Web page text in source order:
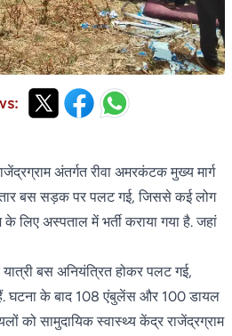
अंतर्गत रीवा अमरकंटक मुख्य मार्ग
बस सड़क पर पलट गई, जिससे कई लोग
लिए अस्पताल में भर्ती कराया गया है. जहां
बस अनियंत्रित होकर पलट गई,
घटना के बाद 108 एंबुलेंस और 100 डायल
को सामुदायिक स्वास्थ्य केंद्र राजेंद्रग्राम